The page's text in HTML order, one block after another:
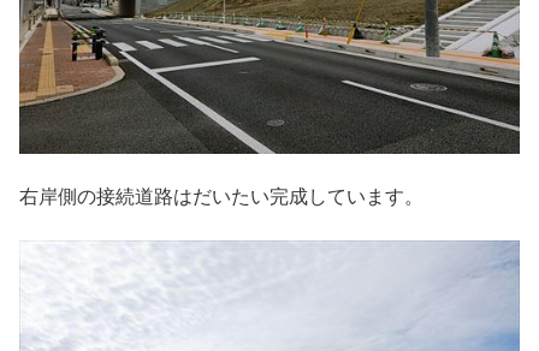
右岸側の接続道路はだいたい完成しています。